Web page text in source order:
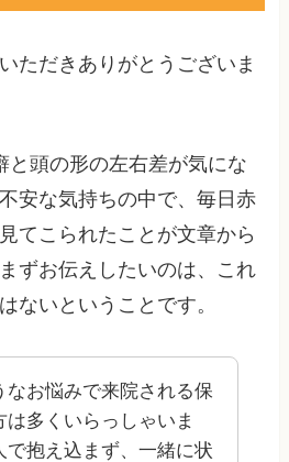
ただきありがとうございま
と頭の形の左右差が気にな
安な気持ちの中で、毎日赤
てこられたことが文章から
ずお伝えしたいのは、これ
ないということです。
なお悩みで来院される保
は多くいらっしゃいま
で抱え込まず、一緒に状